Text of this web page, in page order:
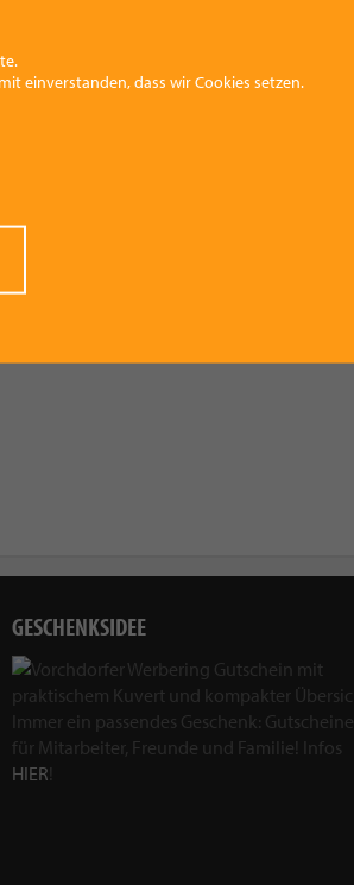
GESCHENKSIDEE
Immer ein passendes Geschenk: Gutscheine
für Mitarbeiter, Freunde und Familie! Infos
HIER!
einverstanden, dass wir Cookies setzen.